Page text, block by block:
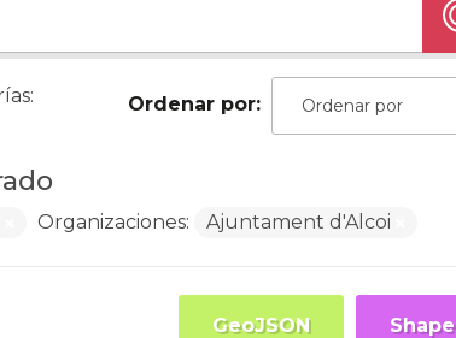
Ordenar por
Organizaciones: Ajuntament d'Alcoi
Shape
GeoJSON